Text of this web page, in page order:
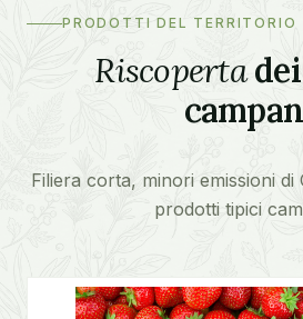
PRODOTTI DEL TERRITORIO
Riscoperta
Filiera corta, minori emissioni di
prodotti tipici